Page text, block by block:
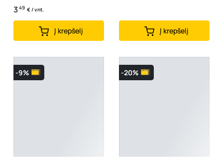
349 € / vnt.
Į krepšelį Į krepšelį
-9% -20%